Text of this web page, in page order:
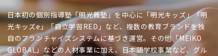
日本初の個別指導塾「明光義塾」を中心に「明光キッズ」「明
光キッズe」「自立学習RED」など、複数の教育ブランドを独
自のフランチャイズシステムに基づき運営。その他「MEIKO
GLOBAL」などの人材事業に加え、日本語学校事業など、グル